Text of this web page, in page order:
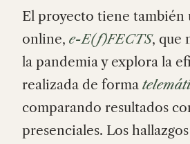
El proyecto tiene también
online, e-E(f)FECTS, que
la pandemia y explora la
realizada de forma
comparando resultados
presenciales. Los